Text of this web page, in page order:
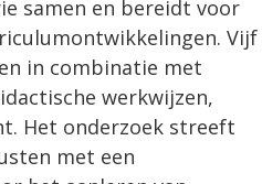
samen en bereidt voor
Vijf
in combinatie met
werkwijzen,
Het onderzoek streeft
met een